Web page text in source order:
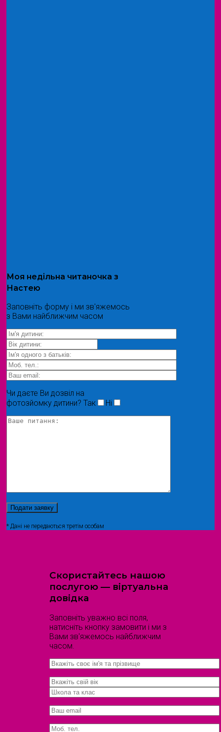
Моя недільна читаночка з
Настею
Заповніть форму і ми зв'яжемось
з Вами найближчим часом
Чи даєте Ви дозвіл на
фотозйомку дитини? Так Ні
* Дані не передаються третім особам
Скористайтесь нашою
послугою — віртуальна
довідка
Заповніть уважно всі поля,
натисніть кнопку замовити і ми з
Вами зв'яжемось найближчим
часом.